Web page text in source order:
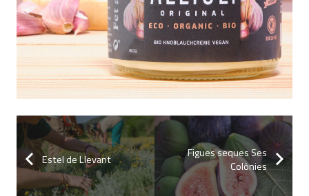
Estel de Llevant
Figues seques Ses
Colònies